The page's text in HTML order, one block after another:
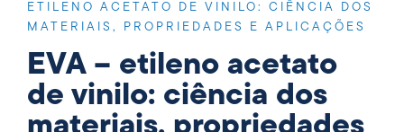
ETILENO ACETATO DE VINILO: CIÊNCIA DOS
MATERIAIS, PROPRIEDADES E APLICAÇÕES
EVA – etileno acetato
de vinilo: ciência dos